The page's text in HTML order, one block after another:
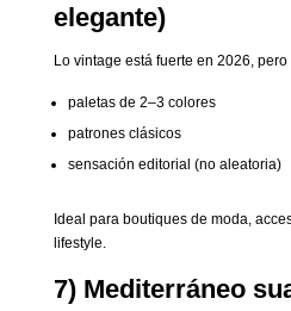
elegante)
Lo vintage está fuerte en 2026, pero
paletas de 2–3 colores
patrones clásicos
sensación editorial (no aleatoria)
Ideal para boutiques de moda,
lifestyle.
7) Mediterráneo